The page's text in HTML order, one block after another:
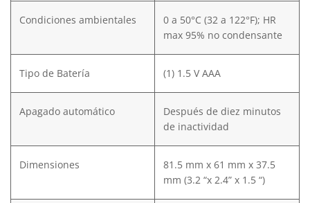
Condiciones ambientales
0 a 50°C (32 a 122°F); HR
max 95% no condensante
Tipo de Batería (1) 1.5 V AAA
Apagado automático
Después de diez minutos
de inactividad
Dimensiones
81.5 mm x 61 mm x 37.5
mm (3.2 “x 2.4” x 1.5 “)